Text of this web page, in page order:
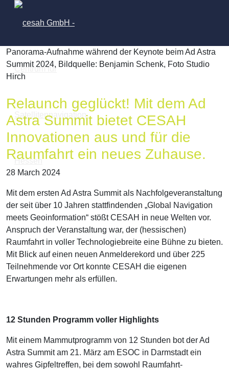
Panorama-Aufnahme während der Keynote beim Ad Astra
Summit 2024, Bildquelle: Benjamin Schenk, Foto Studio
Hirch
Relaunch geglückt! Mit dem Ad
Astra Summit bietet CESAH
Innovationen aus und für die
Raumfahrt ein neues Zuhause.
28 March 2024
Mit dem ersten Ad Astra Summit als Nachfolgeveranstaltung
der seit über 10 Jahren stattfindenden „Global Navigation
meets Geoinformation“ stößt CESAH in neue Welten vor.
Anspruch der Veranstaltung war, der (hessischen)
Raumfahrt in voller Technologiebreite eine Bühne zu bieten.
Mit Blick auf einen neuen Anmelderekord und über 225
Teilnehmende vor Ort konnte CESAH die eigenen
Erwartungen mehr als erfüllen.
12 Stunden Programm voller Highlights
Mit einem Mammutprogramm von 12 Stunden bot der Ad
Astra Summit am 21. März am ESOC in Darmstadt ein
wahres Gipfeltreffen, bei dem sowohl Raumfahrt-